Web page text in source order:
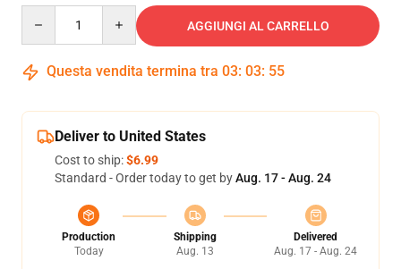
AGGIUNGI AL CARRELLO
Questa vendita termina tra 03: 03: 55
Deliver to United States
Cost to ship:$6.99
Standard - Order today to get byAug. 17 - Aug. 24
Production
Today
Shipping
Aug. 13
Delivered
Aug. 17 - Aug. 24